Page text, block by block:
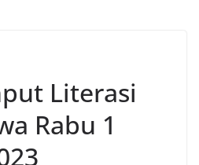
Literasi
Rabu 1